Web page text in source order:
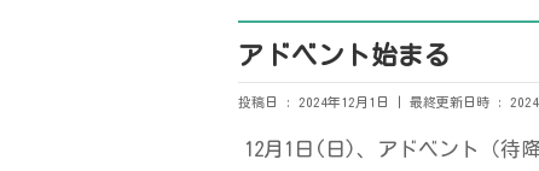
アドベント始まる
投稿日 : 2024年12月1日 最終更新日時 : 2024
12月1日(日)、アドベント（待